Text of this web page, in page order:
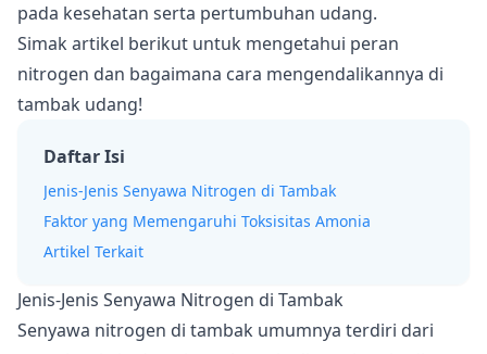
pada kesehatan serta pertumbuhan udang.
Simak artikel berikut untuk mengetahui peran
nitrogen dan bagaimana cara mengendalikannya di
tambak udang!
Daftar Isi
Jenis-Jenis Senyawa Nitrogen di Tambak
Faktor yang Memengaruhi Toksisitas Amonia
Artikel Terkait
Jenis-Jenis Senyawa Nitrogen di Tambak
Senyawa nitrogen di tambak umumnya terdiri dari